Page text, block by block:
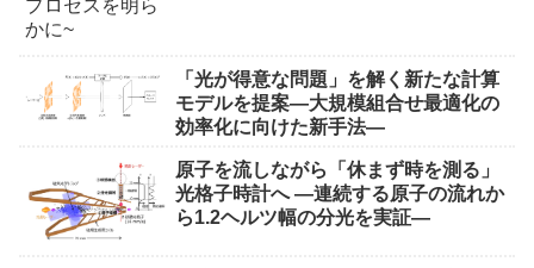
「光が得意な問題」を解く新たな計算
モデルを提案―大規模組合せ最適化の
効率化に向けた新手法―
原子を流しながら「休まず時を測る」
光格子時計へ ―連続する原子の流れか
ら1.2ヘルツ幅の分光を実証―